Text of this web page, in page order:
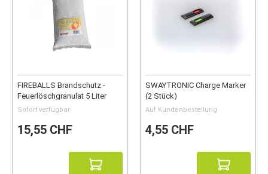
FIREBALLS Brandschutz -
Feuerlöschgranulat 5 Liter
Sofort verfügbar
15,55 CHF
SWAYTRONIC Charge Marker
(2 Stück)
Auf Kundenbestellung
4,55 CHF